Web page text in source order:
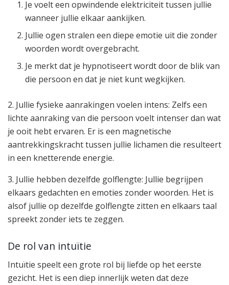
Je voelt een opwindende elektriciteit tussen jullie
wanneer jullie elkaar aankijken.
Jullie ogen stralen een diepe emotie uit die zonder
woorden wordt overgebracht.
Je merkt dat je hypnotiseert wordt door de blik van
die persoon en dat je niet kunt wegkijken.
2. Jullie fysieke aanrakingen voelen intens: Zelfs een
lichte aanraking van die persoon voelt intenser dan wat
je ooit hebt ervaren. Er is een magnetische
aantrekkingskracht tussen jullie lichamen die resulteert
in een knetterende energie.
3. Jullie hebben dezelfde golflengte: Jullie begrijpen
elkaars gedachten en emoties zonder woorden. Het is
alsof jullie op dezelfde golflengte zitten en elkaars taal
spreekt zonder iets te zeggen.
De rol van intuïtie
Intuïtie speelt een grote rol bij liefde op het eerste
gezicht. Het is een diep innerlijk weten dat deze